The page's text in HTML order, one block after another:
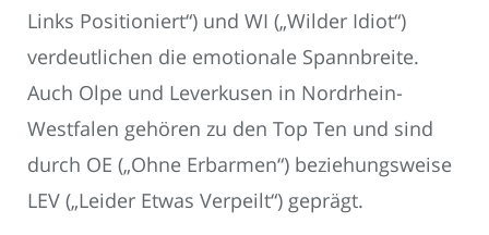
Links Positioniert“) und WI („Wilder Idiot“)
verdeutlichen die emotionale Spannbreite.
Auch Olpe und Leverkusen in Nordrhein-
Westfalen gehören zu den Top Ten und sind
durch OE („Ohne Erbarmen“) beziehungsweise
LEV („Leider Etwas Verpeilt“) geprägt.